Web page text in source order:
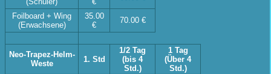
Foilboard + Wing
(Erwachsene)
35.00
€
70.00 €
Neo-Trapez-Helm-
Weste
1. Std
1/2 Tag
(bis 4
Std.)
1 Tag
(Über 4
Std.)